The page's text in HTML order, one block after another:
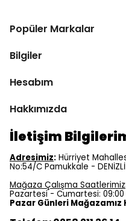
Popüler Markalar
Bilgiler
Hesabım
Hakkımızda
İletişim
Adresimiz: Hürriyet
No:54/C Pamukkale - DENİZLİ
Mağaza Çalışma Saatlerimiz
Pazartesi - Cumartesi: 09:00
Pazar Günleri Mağazamız